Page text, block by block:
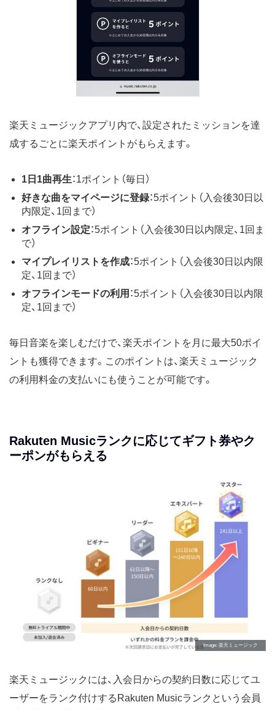
楽天ミュージックアプリ内で、設定されたミッションを達
成するごとに楽天ポイントがもらえます。
1日1曲再生：1ポイント（毎日）
好きな曲をマイページに登録：5ポイント（入会後30日以
内限定、1回まで）
オフライン設定：5ポイント（入会後30日以内限定、1回ま
で）
マイプレイリストを作成：5ポイント（入会後30日以内限
定、1回まで）
オフラインモードの利用 ：5ポイント（入会後30日以内限
定、1回まで）
毎日音楽を楽しむだけで、楽天ポイントを月に最大50ポイ
ントも獲得できます。このポイントは、楽天ミュージック
の利用料金の支払いにも使うことが可能です。
Rakuten Musicランクに応じてギフト券やク
ーポンがもらえる
Image 楽天ミュージック
楽天ミュージックには、入会日からの契約日数に応じてユ
ーザーをランク付けするRakuten Musicランクという会員